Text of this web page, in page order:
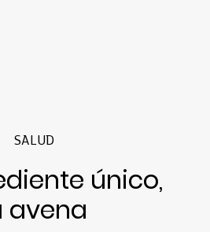
SALUD
único,
avena